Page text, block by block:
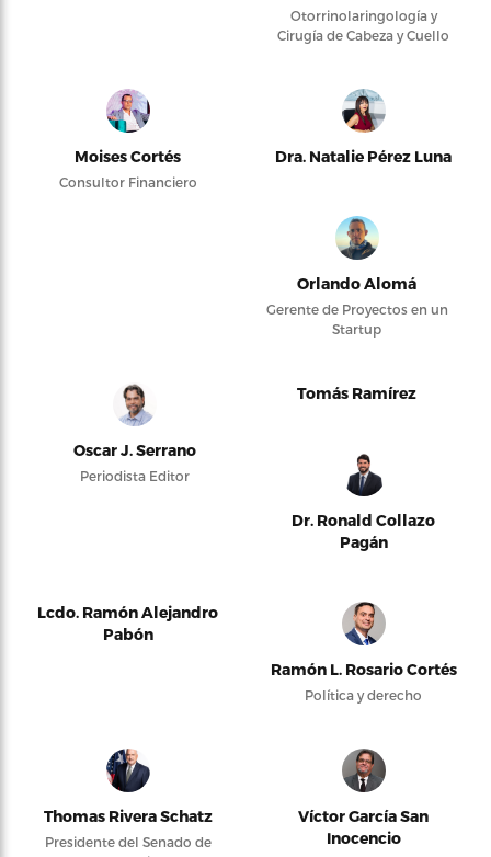
Otorrinolaringología y
Cirugía de Cabeza y Cuello
Moises Cortés
Consultor Financiero
Dra. Natalie Pérez Luna
Orlando Alomá
Gerente de Proyectos en un
Startup
Oscar J. Serrano
Periodista Editor
Tomás Ramírez
Dr. Ronald Collazo
Pagán
Lcdo. Ramón Alejandro
Pabón
Ramón L. Rosario Cortés
Política y derecho
Thomas Rivera Schatz
Presidente del Senado de
Víctor García San
Inocencio